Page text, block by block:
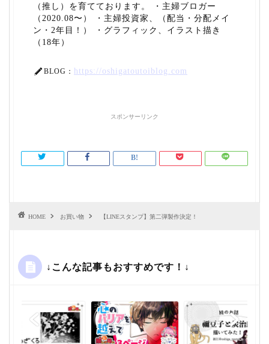
（推し）を育てております。 ・主婦ブロガー
（2020.08〜） ・主婦投資家、（配当・分配メイ
ン・2年目！） ・グラフィック、イラスト描き
（18年）
BLOG： https://oshigatoutoiblog.com
スポンサーリンク
HOME お買い物 【LINEスタンプ】第二弾製作決定！
↓こんな記事もおすすめです！↓